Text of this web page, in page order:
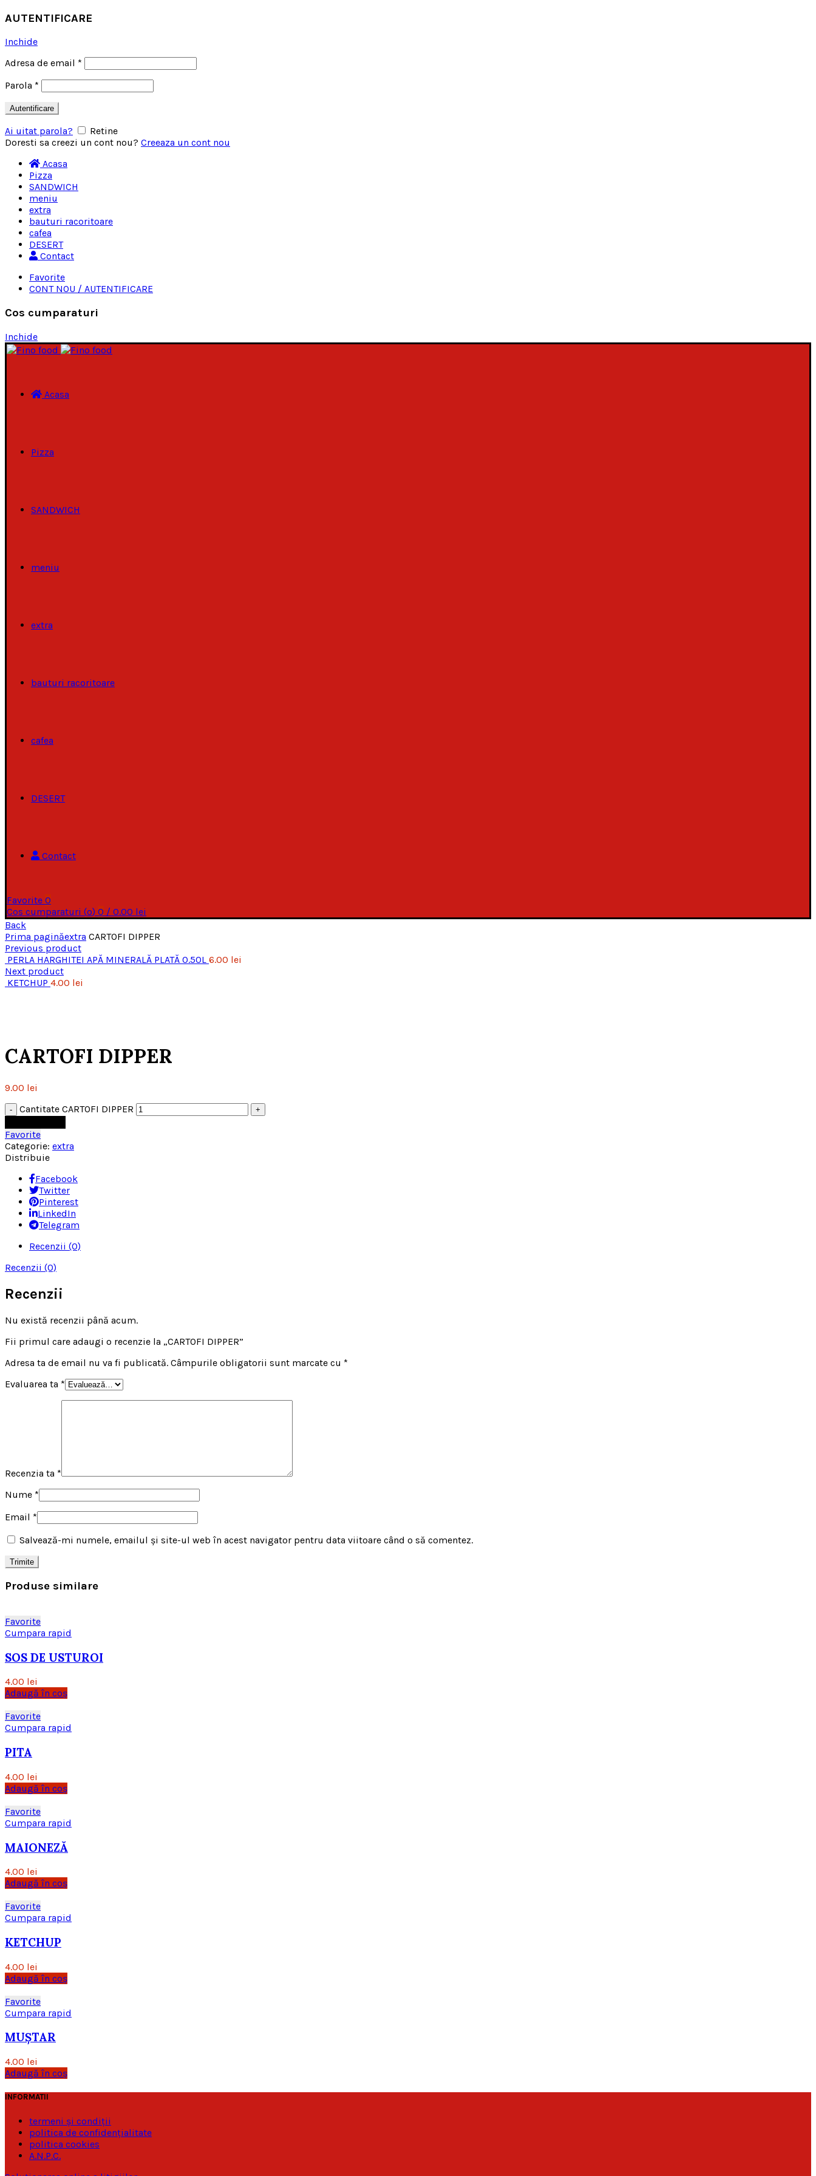
AUTENTIFICARE
Inchide
Adresa de email *
Parola *
Autentificare
Ai uitat parola?
Retine
Doresti sa creezi un cont nou? Creeaza un cont nou
Acasa
Pizza
SANDWICH
meniu
extra
bauturi racoritoare
cafea
DESERT
Contact
Favorite
CONT NOU / AUTENTIFICARE
Cos cumparaturi
Inchide
Acasa
Pizza
SANDWICH
meniu
extra
bauturi racoritoare
cafea
DESERT
Contact
Favorite 0
Cos cumparaturi (o) 0 / 0.00 lei
Back
Prima paginăextra CARTOFI DIPPER
Previous product
PERLA HARGHITEI APĂ MINERALĂ PLATĂ 0.50L 6.00 lei
Next product
KETCHUP 4.00 lei
CARTOFI DIPPER
9.00 lei
Cantitate CARTOFI DIPPER
Favorite
Categorie: extra
Distribuie
Facebook
Twitter
Pinterest
LinkedIn
Telegram
Recenzii (0)
Recenzii (0)
Recenzii
Nu există recenzii până acum.
Fii primul care adaugi o recenzie la „CARTOFI DIPPER”
Adresa ta de email nu va fi publicată. Câmpurile obligatorii sunt marcate cu *
Evaluarea ta *
Recenzia ta *
Nume *
Email *
Salvează-mi numele, emailul și site-ul web în acest navigator pentru data viitoare când o să comentez.
Produse similare
Favorite
Cumpara rapid
SOS DE USTUROI
4.00 lei
Adaugă în coș
Favorite
Cumpara rapid
PITA
4.00 lei
Adaugă în coș
Favorite
Cumpara rapid
MAIONEZĂ
4.00 lei
Adaugă în coș
Favorite
Cumpara rapid
KETCHUP
4.00 lei
Adaugă în coș
Favorite
Cumpara rapid
MUȘTAR
4.00 lei
Adaugă în coș
INFORMATII
termeni și condiții
politica de confidențialitate
politica cookies
A.N.P.C.